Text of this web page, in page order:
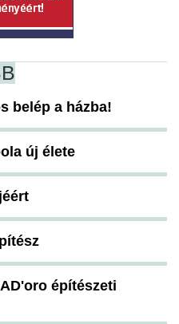
belép a házba!
új élete
építészeti